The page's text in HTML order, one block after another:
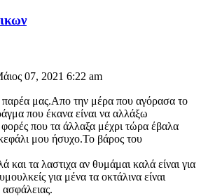
07, 2021 6:22 am
μας.Απο την μέρα που αγόρασα το
που έκανα είναι να αλλάξω
φορές που τα άλλαξα μέχρι τώρα έβαλα
μου ήσυχο.Το βάρος του
και τα λαστιχα αν θυμάμαι καλά είναι για
για μένα τα οκτάλινα είναι